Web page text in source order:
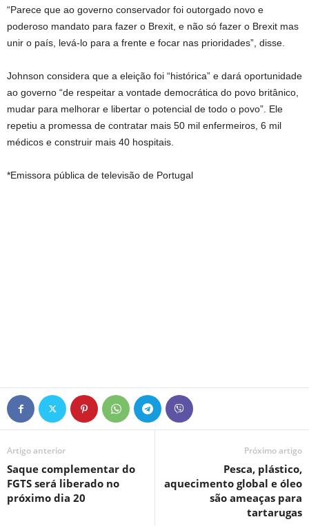
“Parece que ao governo conservador foi outorgado novo e
poderoso mandato para fazer o Brexit, e não só fazer o Brexit mas
unir o país, levá-lo para a frente e focar nas prioridades”, disse.
Johnson considera que a eleição foi “histórica” e dará oportunidade
ao governo “de respeitar a vontade democrática do povo britânico,
mudar para melhorar e libertar o potencial de todo o povo”. Ele
repetiu a promessa de contratar mais 50 mil enfermeiros, 6 mil
médicos e construir mais 40 hospitais.
*Emissora pública de televisão de Portugal
Artigo anterior
Saque complementar do
FGTS será liberado no
próximo dia 20
Próximo artigo
Pesca, plástico,
aquecimento global e óleo
são ameaças para
tartarugas